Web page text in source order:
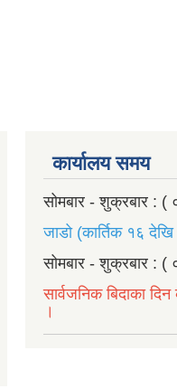
कार्यालय समय
सोमबार - शुक्रबार :
जाडो (कार्तिक १६
सोमबार - शुक्रबार :
सार्वजनिक बिदाका
।